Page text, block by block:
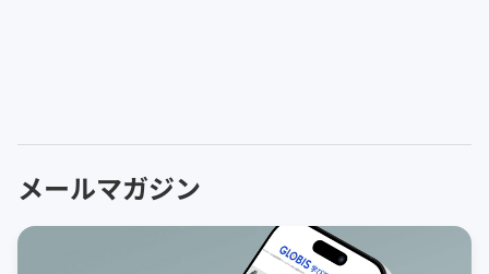
メールマガジン